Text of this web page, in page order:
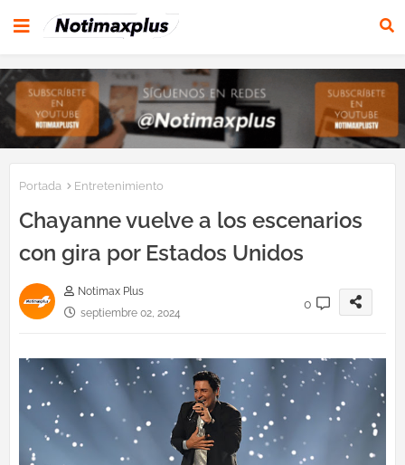
Portada Entretenimiento
Chayanne vuelve a los escenarios
con gira por Estados Unidos
Notimax Plus
septiembre 02, 2024
0